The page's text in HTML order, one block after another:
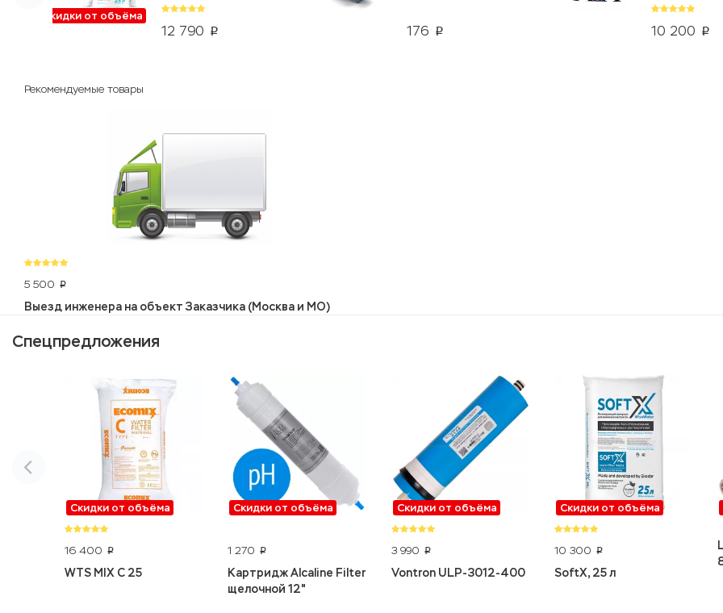
Скидки от объёма
12 790 p 176 p 10 200 p
Рекомендуемые товары
5 500 p
Выезд инженера на объект Заказчика (Москва и МО)
Спецпредложения
Скидки от объёма
16 400 p
WTS MIX C 25
Скидки от объёма
1 270 p
Картридж Alcaline Filter
щелочной 12"
Скидки от объёма
3 990 p
Vontron ULP-3012-400
Скидки от объёма
10 300 p
SoftX, 25 л